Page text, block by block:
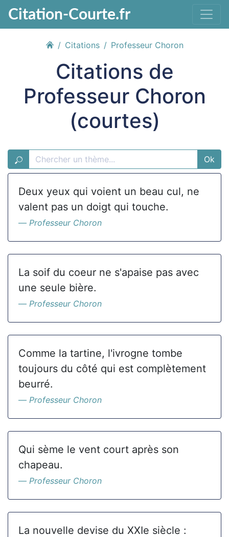
Citation-Courte.fr
Citations Professeur Choron
Citations de
Professeur Choron
(courtes)
Ok
Deux yeux qui voient un beau cul, ne
valent pas un doigt qui touche.
Professeur Choron
La soif du coeur ne s'apaise pas avec
une seule bière.
Professeur Choron
Comme la tartine, l'ivrogne tombe
toujours du côté qui est complètement
beurré.
Professeur Choron
Qui sème le vent court après son
chapeau.
Professeur Choron
La nouvelle devise du XXIe siècle :